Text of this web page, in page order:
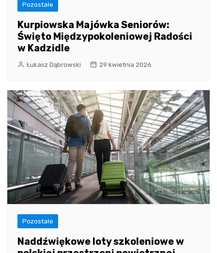
Pozostałe
Kurpiowska Majówka Seniorów:
Święto Międzypokoleniowej Radości
w Kadzidle
Łukasz Dąbrowski 29 kwietnia 2026
Pozostałe
Naddźwiękowe loty szkoleniowe w